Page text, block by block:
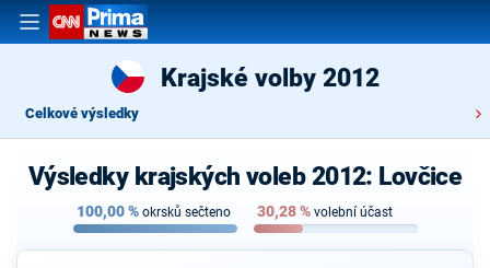
Krajské volby 2012
Celkové výsledky
Výsledky krajských voleb 2012: Lovčice
100,00% okrsků sečteno 30,28% volební účast